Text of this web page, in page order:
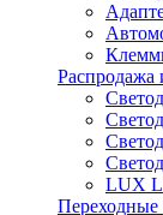
Распродажа
LUX
Переходные